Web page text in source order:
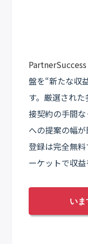
盤を“新たな収
す。厳選され
接契約の手間
への提案の幅が
登録は完全無
ーケットで収
い